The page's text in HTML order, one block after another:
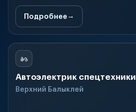
Подробнее
Автоэлектрик спецтехники
Верхний Балыклей